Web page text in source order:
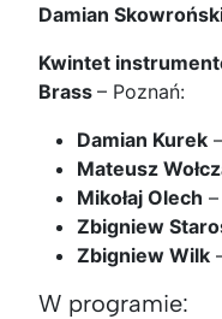
Damian
Kwintet
Brass – Poznań:
Damian Kurek
Mateusz
Mikołaj Olech
Zbigniew
Zbigniew Wilk
W programie: